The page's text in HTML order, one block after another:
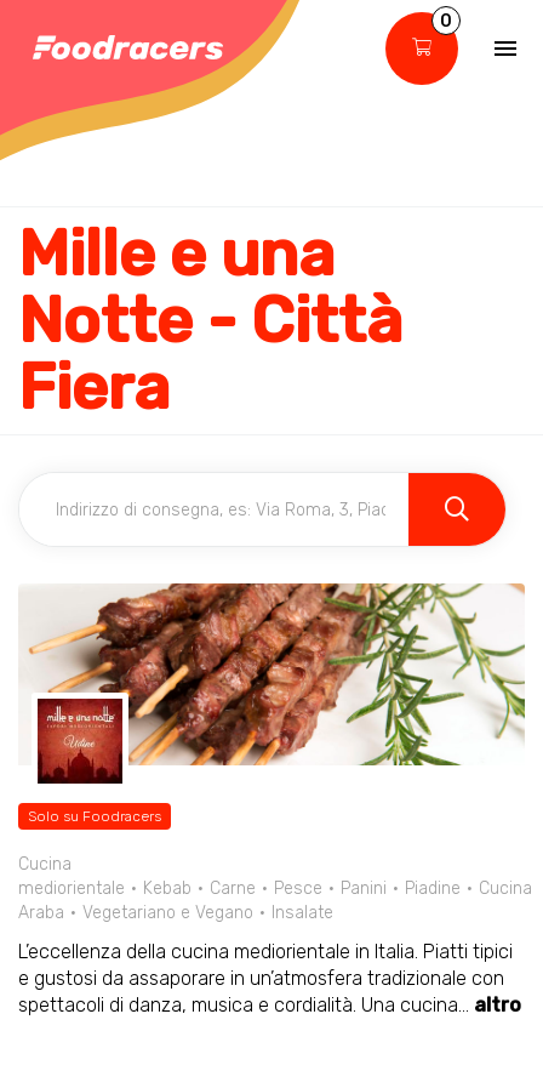
0
Mille e una
Notte - Città
Fiera
Solo su Foodracers
Cucina
mediorientale
Kebab Carne Pesce Panini Piadine
Cucina
Araba
Vegetariano e Vegano Insalate
L’eccellenza della cucina mediorientale in Italia. Piatti tipici
e gustosi da assaporare in un’atmosfera tradizionale con
spettacoli di danza, musica e cordialità. Una cucina... altro